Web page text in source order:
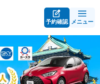
予約確認 メニュー